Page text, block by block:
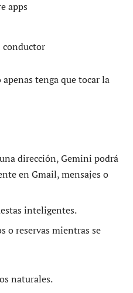
apps
conductor
tenga que tocar la
dirección, Gemini podrá
en Gmail, mensajes o
inteligentes.
o reservas mientras se
naturales.